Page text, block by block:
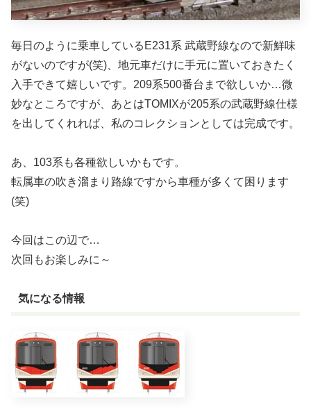
毎日のように乗車しているE231系 武蔵野線なので新鮮味
がないのですが(笑)、地元車だけに手元に置いておきたく
入手できて嬉しいです。209系500番台まで欲しいか…微
妙なところですが、あとはTOMIXが205系の武蔵野線仕様
を出してくれれば、私のコレクションとしては完成です。
あ、103系も各種欲しいかもです。
転属車の吹き溜まり路線ですから車種が多くて困ります
(笑)
今回はこの辺で…
次回もお楽しみに～
気になる情報